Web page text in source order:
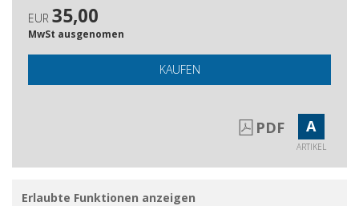
EUR 35,00
MwSt ausgenomen
KAUFEN
PDF A
ARTIKEL
Erlaubte Funktionen anzeigen